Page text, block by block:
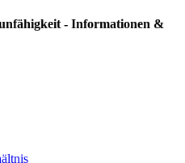
- Informationen &